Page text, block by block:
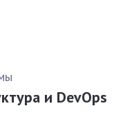
и DevOps